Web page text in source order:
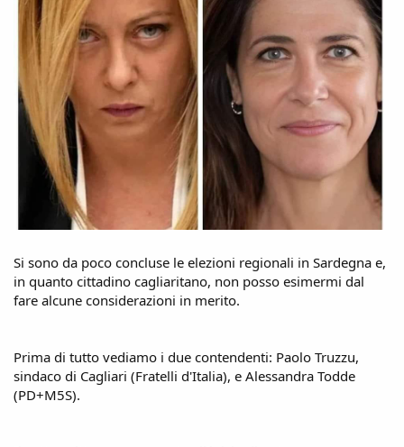
Si sono da poco concluse le elezioni regionali in Sardegna e,
in quanto cittadino cagliaritano, non posso esimermi dal
fare alcune considerazioni in merito.
Prima di tutto vediamo i due contendenti: Paolo Truzzu,
sindaco di Cagliari (Fratelli d'Italia), e Alessandra Todde
(PD+M5S).